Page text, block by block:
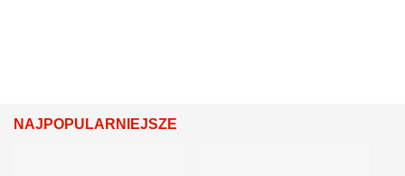
NAJPOPULARNIEJSZE